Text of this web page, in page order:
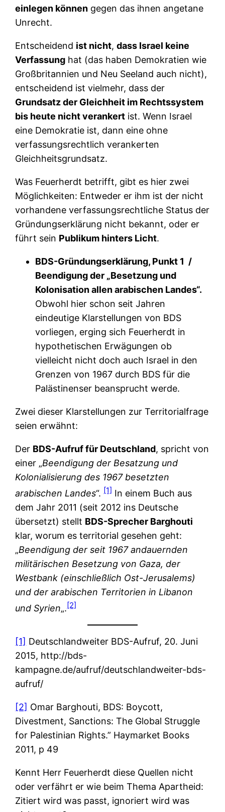
einlegen können gegen das ihnen angetane
Unrecht.
Entscheidend ist nicht,dass Israel keine
Verfassung hat (das haben Demokratien wie
Großbritannien und Neu Seeland auch nicht),
entscheidend ist vielmehr, dass der
Grundsatz der Gleichheit im Rechtssystem
bis heute nicht verankert ist. Wenn Israel
eine Demokratie ist, dann eine ohne
verfassungsrechtlich verankerten
Gleichheitsgrundsatz.
Was Feuerherdt betrifft, gibt es hier zwei
Möglichkeiten: Entweder er ihm ist der nicht
vorhandene verfassungsrechtliche Status der
Gründungserklärung nicht bekannt, oder er
führt sein Publikum hinters Licht.
BDS-Gründungserklärung, Punkt 1 /
Beendigung der „Besetzung und
Kolonisation allen arabischen Landes“.
Obwohl hier schon seit Jahren
eindeutige Klarstellungen von BDS
vorliegen, erging sich Feuerherdt in
hypothetischen Erwägungen ob
vielleicht nicht doch auch Israel in den
Grenzen von 1967 durch BDS für die
Palästinenser beansprucht werde.
Zwei dieser Klarstellungen zur Territorialfrage
seien erwähnt:
Der BDS-Aufruf für Deutschland, spricht von
einer „Beendigung der Besatzung und
Kolonialisierung des 1967 besetzten
arabischen Landes“.[1] In einem Buch aus
dem Jahr 2011 (seit 2012 ins Deutsche
übersetzt) stellt BDS-Sprecher Barghouti
klar, worum es territorial gesehen geht:
„Beendigung der seit 1967 andauernden
militärischen Besetzung von Gaza, der
Westbank (einschließlich Ost-Jerusalems)
und der arabischen Territorien in Libanon
und Syrien„.[2]
[1] Deutschlandweiter BDS-Aufruf, 20. Juni
2015, http://bds-
kampagne.de/aufruf/deutschlandweiter-bds-
aufruf/
[2] Omar Barghouti, BDS: Boycott,
Divestment, Sanctions: The Global Struggle
for Palestinian Rights.” Haymarket Books
2011, p 49
Kennt Herr Feuerherdt diese Quellen nicht
oder verfährt er wie beim Thema Apartheid:
Zitiert wird was passt, ignoriert wird was